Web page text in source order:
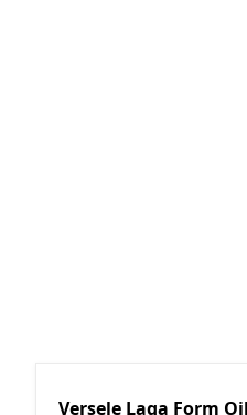
Versele Laga Form